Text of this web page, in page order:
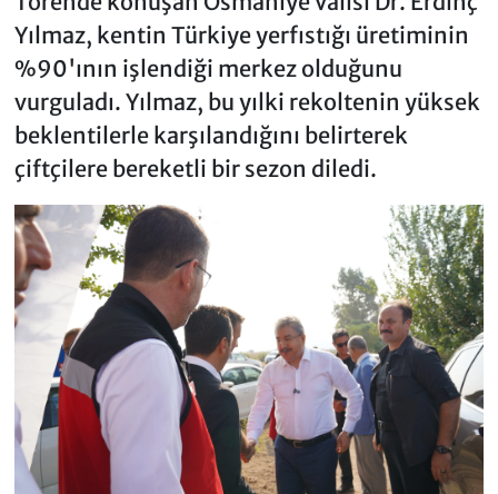
Yılmaz, kentin Türkiye yerfıstığı üretiminin
%90'ının işlendiği merkez olduğunu
vurguladı. Yılmaz, bu yılki rekoltenin yüksek
beklentilerle karşılandığını belirterek
çiftçilere bereketli bir sezon diledi.